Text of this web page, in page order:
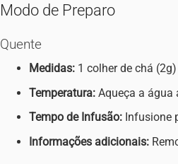
Modo de Preparo
Quente
Medidas:1 colher de chá
Temperatura:Aqueça a água
Tempo de Infusão:Infusione
Informações adicionais: